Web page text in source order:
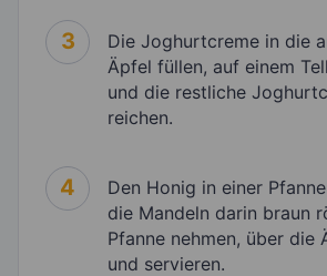
3
Die Joghurtcreme in die
Äpfel füllen, auf einem
und die restliche
reichen.
4
Den Honig in einer
die Mandeln darin braun
Pfanne nehmen, über die
und servieren.